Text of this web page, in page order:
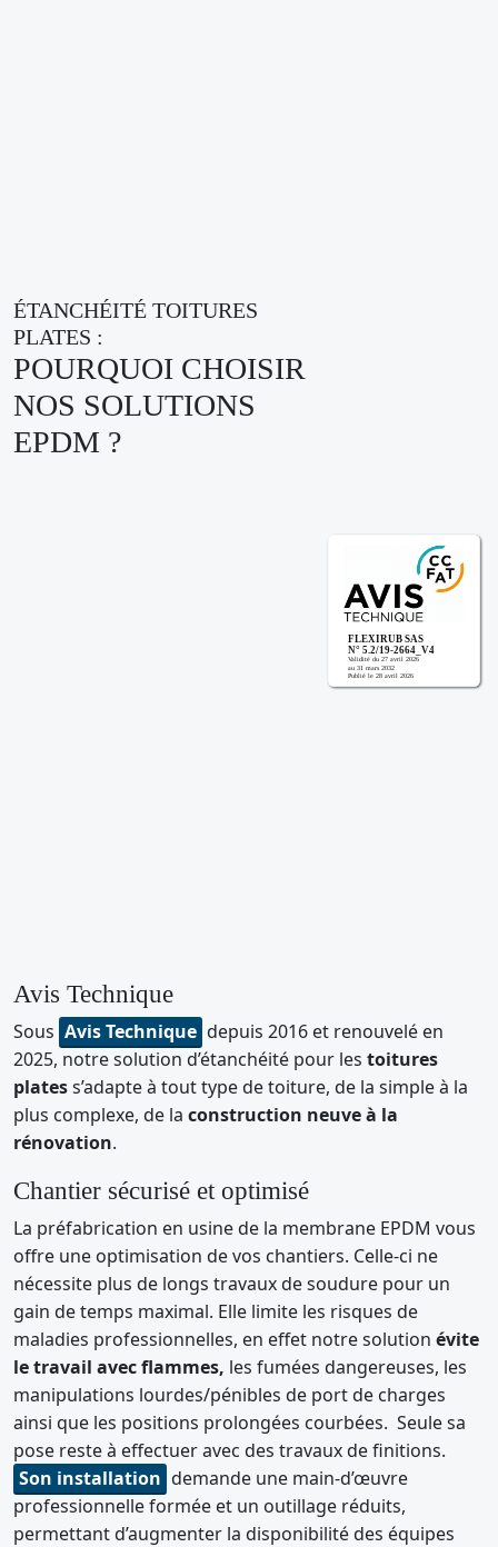
ÉTANCHÉITÉ TOITURES
PLATES :
POURQUOI CHOISIR
NOS SOLUTIONS
EPDM ?
Avis Technique
Sous Avis Technique depuis 2016 et renouvelé en
2025, notre solution d’étanchéité pour les toitures
platess’adapte à tout type de toiture, de la simple à la
plus complexe, de la construction neuve à la
rénovation.
Chantier sécurisé et optimisé
La préfabrication en usine de la membrane EPDM vous
offre une optimisation de vos chantiers. Celle-ci ne
nécessite plus de longs travaux de soudure pour un
gain de temps maximal. Elle limite les risques de
maladies professionnelles, en effet notre solution évite
le travail avec flammes, les fumées dangereuses, les
manipulations lourdes/pénibles de port de charges
ainsi que les positions prolongées courbées. Seule sa
pose reste à effectuer avec des travaux de finitions.
Son installation demande une main-d’œuvre
professionnelle formée et un outillage réduits,
permettant d’augmenter la disponibilité des équipes